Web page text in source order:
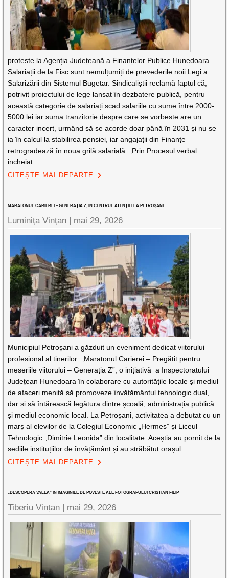
proteste la Agenția Județeană a Finanțelor Publice Hunedoara.
Salariații de la Fisc sunt nemulțumiți de prevederile noii Legi a
Salarizării din Sistemul Bugetar. Sindicaliștii reclamă faptul că,
potrivit proiectului de lege lansat în dezbatere publică, pentru
această categorie de salariați scad salariile cu sume între 2000-
5000 lei iar suma tranzitorie despre care se vorbeste are un
caracter incert, urmând să se acorde doar până în 2031 și nu se
ia în calcul la stabilirea pensiei, iar angajații din Finanțe
retrogradează în noua grilă salarială. „Prin Procesul verbal
incheiat
CITEȘTE MAI DEPARTE
MARATONUL CARIEREI – GENERAȚIA Z, ÎN CENTRUL ATENȚIEI LA PETROȘANI
Luminiţa Vinţan | mai 29, 2026
Municipiul Petroșani a găzduit un eveniment dedicat viitorului
profesional al tinerilor: „Maratonul Carierei – Pregătit pentru
meseriile viitorului – Generația Z”, o inițiativă a Inspectoratului
Județean Hunedoara în colaborare cu autoritățile locale și mediul
de afaceri menită să promoveze învățământul tehnologic dual,
dar și să întărească legătura dintre școală, administrația publică
și mediul economic local. La Petroșani, activitatea a debutat cu un
marș al elevilor de la Colegiul Economic „Hermes” și Liceul
Tehnologic „Dimitrie Leonida” din localitate. Aceștia au pornit de la
sediile instituțiilor de învățământ și au străbătut orașul
CITEȘTE MAI DEPARTE
„DESCOPERĂ VALEA” ÎN IMAGINILE DE POVESTE ALE FOTOGRAFULUI CRISTIAN FILIP
Tiberiu Vințan | mai 29, 2026